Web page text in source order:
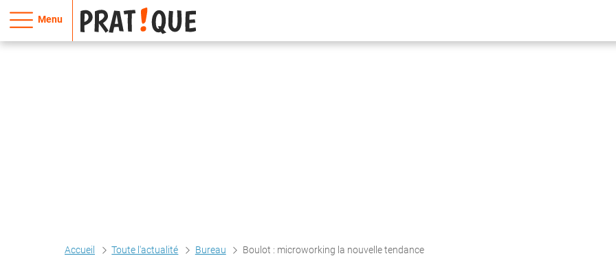
Menu
Accueil Toute l'actualité Bureau Boulot : microworking la nouvelle tendance